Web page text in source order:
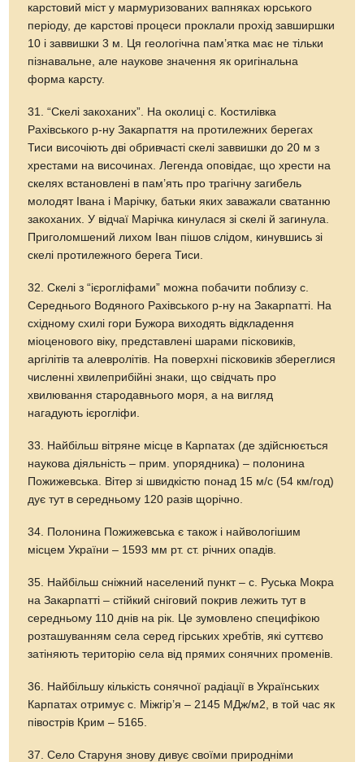
карстовий міст у мармуризованих вапняках юрського
періоду, де карстові процеси проклали прохід завширшки
10 і заввишки 3 м. Ця геологічна пам’ятка має не тільки
пізнавальне, але наукове значення як оригінальна
форма карсту.
31. “Скелі закоханих”. На околиці с. Костилівка
Рахівського р-ну Закарпаття на протилежних берегах
Тиси височіють дві обривчасті скелі заввишки до 20 м з
хрестами на височинах. Легенда оповідає, що хрести на
скелях встановлені в пам’ять про трагічну загибель
молодят Івана і Марічку, батьки яких заважали сватанню
закоханих. У відчаї Марічка кинулася зі скелі й загинула.
Приголомшений лихом Іван пішов слідом, кинувшись зі
скелі протилежного берега Тиси.
32. Скелі з “ієрогліфами” можна побачити поблизу с.
Середнього Водяного Рахівського р-ну на Закарпатті. На
східному схилі гори Бужора виходять відкладення
міоценового віку, представлені шарами пісковиків,
аргілітів та алевролітів. На поверхні пісковиків збереглися
численні хвилеприбійні знаки, що свідчать про
хвилювання стародавнього моря, а на вигляд
нагадують ієрогліфи.
33. Найбільш вітряне місце в Карпатах (де здійснюється
наукова діяльність – прим. упорядника) – полонина
Пожижевська. Вітер зі швидкістю понад 15 м/с (54 км/год)
дує тут в середньому 120 разів щорічно.
34. Полонина Пожижевська є також і найвологішим
місцем України – 1593 мм рт. ст. річних опадів.
35. Найбільш сніжний населений пункт – с. Руська Мокра
на Закарпатті – стійкий сніговий покрив лежить тут в
середньому 110 днів на рік. Це зумовлено специфікою
розташуванням села серед гірських хребтів, які суттєво
затіняють територію села від прямих сонячних променів.
36. Найбільшу кількість сонячної радіації в Українських
Карпатах отримує с. Міжгір’я – 2145 МДж/м2, в той час як
півострів Крим – 5165.
37. Село Старуня знову дивує своїми природніми